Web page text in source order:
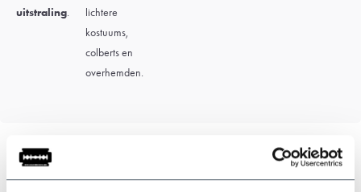
uitstraling.
lichtere
kostuums,
colberts en
overhemden.